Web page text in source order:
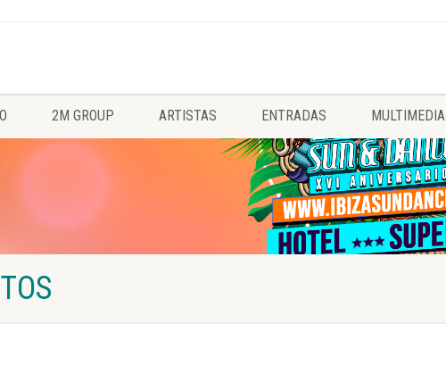
2M GROUP ARTISTAS ENTRADAS MULTIMEDIA